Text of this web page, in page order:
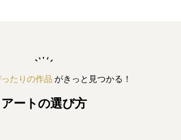
ったりの作品 がきっと見つかる！
アートの選び方